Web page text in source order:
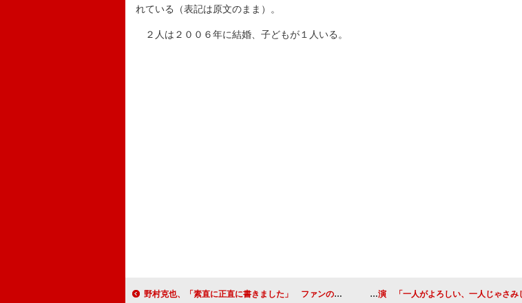
れている（表記は原文のまま）。
２人は２００６年に結婚、子どもが１人いる。
野村克也、「素直に正直に書きました」 ファンの多さを巨人―阪神戦のドームに例える 樹木希林、結婚情報誌のＣＭに一人で出演 「一人がよろしい、一